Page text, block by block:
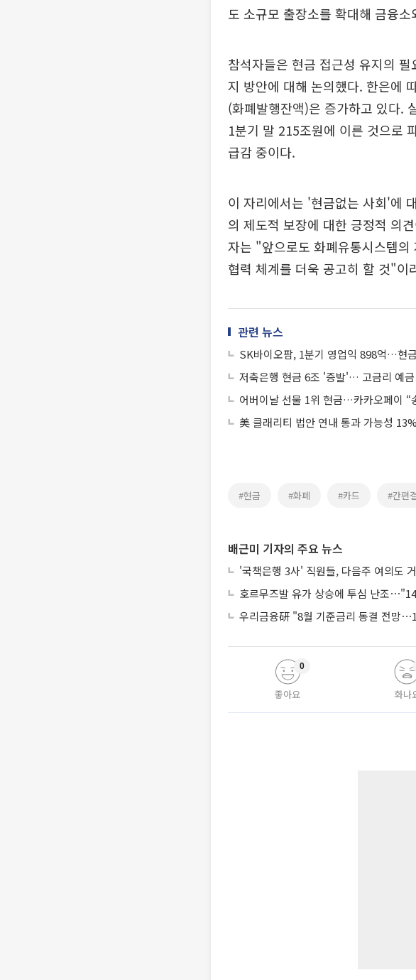
도 소규모 출장소를 확대해 금융
참석자들은 현금 접근성 유지의
지 방안에 대해 논의했다. 한은에
(화폐발행잔액)은 증가하고 있다.
1분기 말 215조원에 이른 것으로
급감 중이다.
이 자리에서는 '현금없는 사회'에
의 제도적 보장에 대한 긍정적 의
자는 "앞으로도 화폐유통시스템
협력 체계를 더욱 공고히 할 것"이
관련 뉴스
SK바이오팜, 1분기 영업익 898억…현
저축은행 현금 6조 '증발'… 고금리 예금
어버이날 선물 1위 현금…카카오페이 “
美 클래리티 법안 연내 통과 가능성
#현금 #화폐 #카드 #간편
배근미 기자의 주요 뉴스
'국책은행 3사' 직원들, 다음주 여의도
호르무즈발 유가 상승에 투심 난조
우리금융硏 "8월 기준금리 동결 전망
좋아요
0
화나